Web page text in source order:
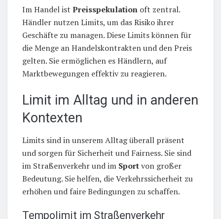
Im Handel ist Preisspekulation oft zentral.
Händler nutzen Limits, um das Risiko ihrer
Geschäfte zu managen. Diese Limits können für
die Menge an Handelskontrakten und den Preis
gelten. Sie ermöglichen es Händlern, auf
Marktbewegungen effektiv zu reagieren.
Limit im Alltag und in anderen
Kontexten
Limits sind in unserem Alltag überall präsent
und sorgen für Sicherheit und Fairness. Sie sind
im Straßenverkehr und im Sportvon großer
Bedeutung. Sie helfen, die Verkehrssicherheit zu
erhöhen und faire Bedingungen zu schaffen.
Tempolimit im Straßenverkehr